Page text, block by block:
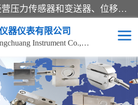
是集开发、生产和经营压力传感器和变送器、位移传感器和变送器、流量传感器和变送器、称重传感器和变送器、测力传感器和变送器、温湿度传感器和变送器、扭矩传感器、智能数显控制仪表等产品的化高新技术企业。
器仪表有限公司
Xi'an shenghongchuang Instrument Co., Ltd
超声波流量计